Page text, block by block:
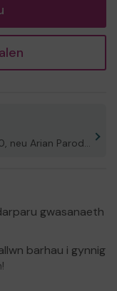
gwasanaeth
barhau i gynnig